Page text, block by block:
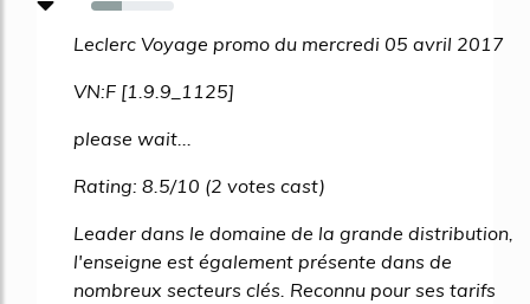
37%
Leclerc Voyage promo du mercredi 05 avril 2017
VN:F [1.9.9_1125]
please wait...
Rating: 8.5/10 (2 votes cast)
Leader dans le domaine de la grande distribution,
l'enseigne est également présente dans de
nombreux secteurs clés. Reconnu pour ses tarifs